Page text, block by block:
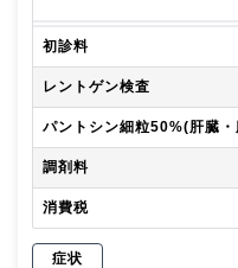
初診料
レントゲン検査
パントシン細粒50%(肝臓
調剤料
消費税
症状